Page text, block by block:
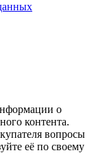
о
контента.
вопросы
её по своему